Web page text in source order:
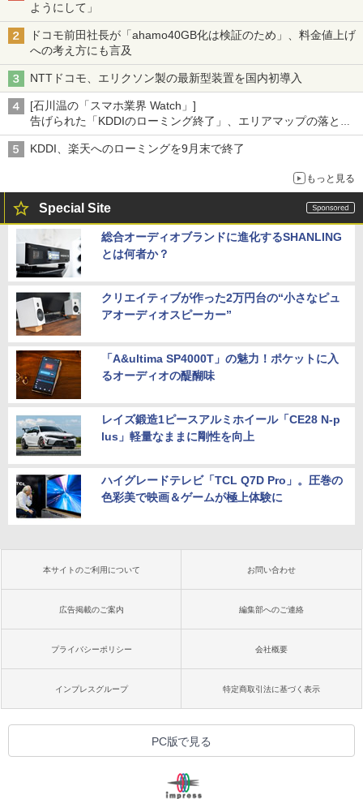
ようにして」
ドコモ前田社長が「ahamo40GB化は検証のため」、料金値上げ
への考え方にも言及
NTTドコモ、エリクソン製の最新型装置を国内初導入
[石川温の「スマホ業界 Watch」]
告げられた「KDDIのローミング終了」、エリアマップの落とし
穴と楽天モバイルの課題
KDDI、楽天へのローミングを9月末で終了
もっと見る
Special Site
総合オーディオブランドに進化するSHANLING
とは何者か？
クリエイティブが作った2万円台の“小さなピュ
アオーディオスピーカー”
「A&ultima SP4000T」の魅力！ポケットに入
るオーディオの醍醐味
レイズ鍛造1ピースアルミホイール「CE28 N-p
lus」軽量なままに剛性を向上
ハイグレードテレビ「TCL Q7D Pro」。圧巻の
色彩美で映画＆ゲームが極上体験に
本サイトのご利用について お問い合わせ
広告掲載のご案内 編集部へのご連絡
プライバシーポリシー 会社概要
インプレスグループ 特定商取引法に基づく表示
PC版で見る